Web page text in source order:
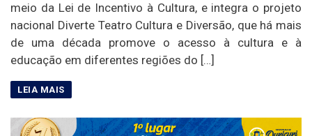
meio da Lei de Incentivo à Cultura, e integra o projeto
nacional Diverte Teatro Cultura e Diversão, que há mais
de uma década promove o acesso à cultura e à
educação em diferentes regiões do […]